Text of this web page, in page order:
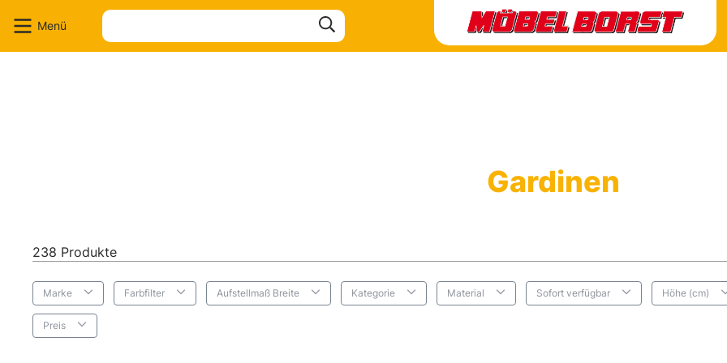
Zur Suche springen
Menü
Gardinen
238 Produkte
Marke Farbfilter Aufstellmaß Breite Kategorie Material Sofort verfügbar Höhe (cm)
Preis